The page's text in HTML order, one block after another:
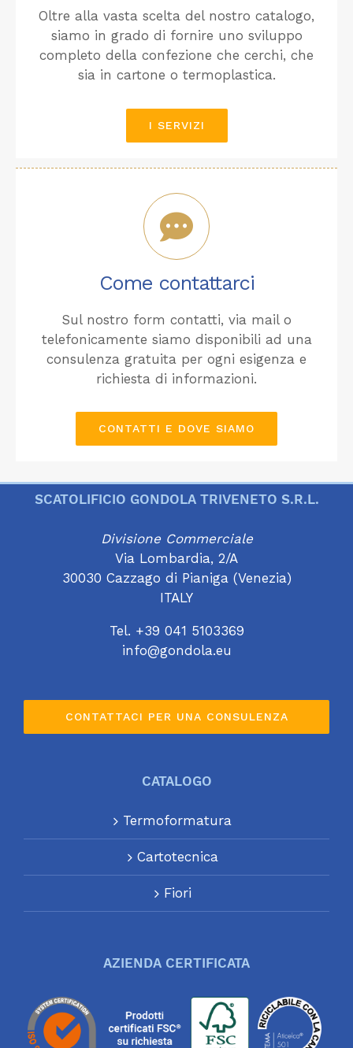
Oltre alla vasta scelta del nostro catalogo,
siamo in grado di fornire uno sviluppo
completo della confezione che cerchi, che
sia in cartone o termoplastica.
I SERVIZI
Come contattarci
Sul nostro form contatti, via mail o
telefonicamente siamo disponibili ad una
consulenza gratuita per ogni esigenza e
richiesta di informazioni.
CONTATTI E DOVE SIAMO
SCATOLIFICIO GONDOLA TRIVENETO S.R.L.
Divisione Commerciale
Via Lombardia, 2/A
30030 Cazzago di Pianiga (Venezia)
ITALY
Tel. +39 041 5103369
info@gondola.eu
CONTATTACI PER UNA CONSULENZA
CATALOGO
Termoformatura
Cartotecnica
Fiori
AZIENDA CERTIFICATA